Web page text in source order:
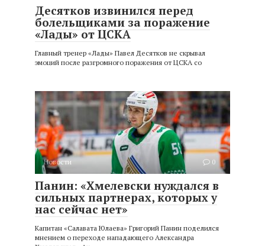
Десятков извинился перед
болельщиками за поражение
«Лады» от ЦСКА
Главный тренер «Лады» Павел Десятков не скрывал
эмоций после разгромного поражения от ЦСКА со
Новости 0
Панин: «Хмелевски нуждался в
сильных партнерах, которых у
нас сейчас нет»
Капитан «Салавата Юлаева» Григорий Панин поделился
мнением о переходе нападающего Александра